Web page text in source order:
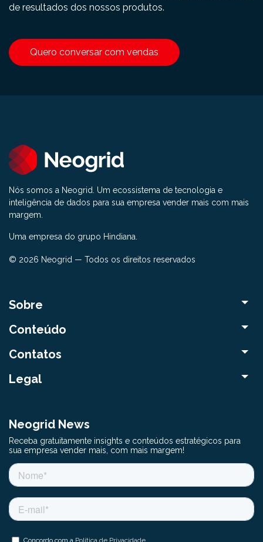
de resultados dos nossos produtos.
Quero conversar com vendas
Nós somos a Neogrid. Um ecossistema de tecnologia e
inteligência de dados para sua empresa vender mais com mais
margem.
Uma empresa do grupo Hindiana.
© 2026 Neogrid — Todos os direitos reservados
Sobre
Conteúdo
Contatos
Legal
Neogrid News